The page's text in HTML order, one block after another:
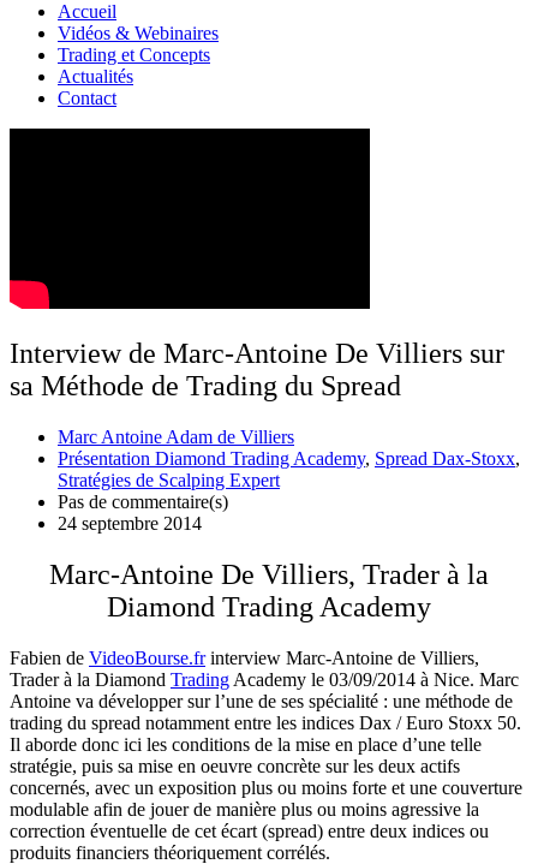
Accueil
Vidéos & Webinaires
Trading et Concepts
Actualités
Contact
Interview de Marc-Antoine De Villiers sur
sa Méthode de Trading du Spread
Marc Antoine Adam de Villiers
Présentation Diamond Trading Academy, Spread Dax-Stoxx,
Stratégies de Scalping Expert
Pas de commentaire(s)
24 septembre 2014
Marc-Antoine De Villiers, Trader à la
Diamond Trading Academy
Fabien de VideoBourse.frinterview Marc-Antoine de Villiers,
Trader à la Diamond Trading Academy le 03/09/2014 à Nice. Marc
Antoine va développer sur l’une de ses spécialité : une méthode de
trading du spread notamment entre les indices Dax / Euro Stoxx 50.
Il aborde donc ici les conditions de la mise en place d’une telle
stratégie, puis sa mise en oeuvre concrète sur les deux actifs
concernés, avec un exposition plus ou moins forte et une couverture
modulable afin de jouer de manière plus ou moins agressive la
correction éventuelle de cet écart (spread) entre deux indices ou
produits financiers théoriquement corrélés.